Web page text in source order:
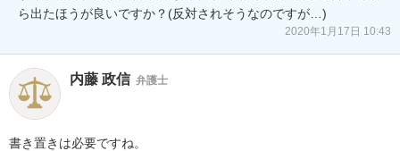
ら出たほうが良いですか？(反対されそうなのですが…)
2020年1月17日 10:43
内藤 政信 弁護士
書き置きは必要ですね。